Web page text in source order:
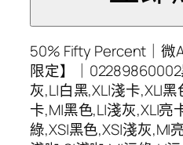
50% Fifty Percent｜微
限定】｜02289860002
灰,L|白黑,XL|淺卡,XL|
卡,M|黑色,L|淺灰,XL|亮
綠,XS|黑色,XS|淺灰,M|